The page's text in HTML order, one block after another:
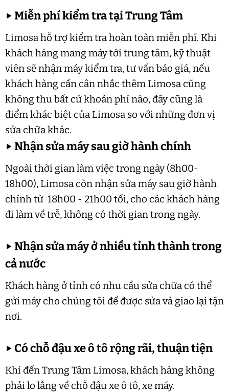
▶Miễn phí kiểm tra tại Trung Tâm
Limosa hỗ trợ kiểm tra hoàn toàn miễn phí. Khi
khách hàng mang máy tới trung tâm, kỹ thuật
viên sẽ nhận máy kiểm tra, tư vấn báo giá, nếu
khách hàng cần cân nhắc thêm Limosa cũng
không thu bất cứ khoản phí nào, đây cũng là
điểm khác biệt của Limosa so với những đơn vị
sửa chữa khác.
▶Nhận sửa máy sau giờ hành chính
Ngoài thời gian làm việc trong ngày (8h00-
18h00), Limosa còn nhận sửa máy sau giờ hành
chính từ 18h00 - 21h00 tối, cho các khách hàng
đi làm về trễ, không có thời gian trong ngày.
▶Nhận sửa máy ở nhiều tỉnh thành trong
cả nước
Khách hàng ở tỉnh có nhu cầu sửa chữa có thể
gửi máy cho chúng tôi để được sửa và giao lại tận
nơi.
▶ Có chỗ đậu xe ô tô rộng rãi, thuận tiện
Khi đến Trung Tâm Limosa, khách hàng không
phải lo lắng về chỗ đậu xe ô tô, xe máy.